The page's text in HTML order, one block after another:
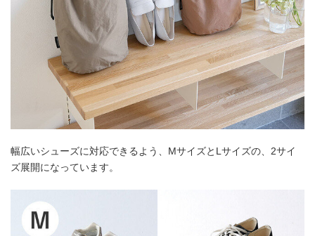
幅広いシューズに対応できるよう、MサイズとLサイズの、2サイ
ズ展開になっています。